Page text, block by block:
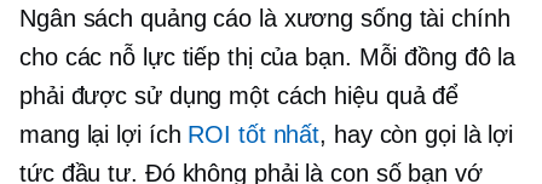
Ngân sách quảng cáo là xương sống tài chính
cho các nỗ lực tiếp thị của bạn. Mỗi đồng đô la
phải được sử dụng một cách hiệu quả để
mang lại lợi ích ROI tốt nhất, hay còn gọi là lợi
tức đầu tư. Đó không phải là con số bạn vớ